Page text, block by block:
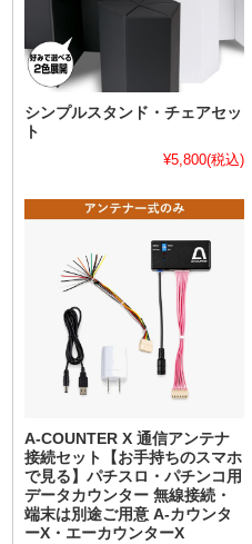
シンプルスタンド・チェアセッ
ト
¥5,800(税込)
A-COUNTER X 通信アンテナ
接続セット【お手持ちのスマホ
で見る】パチスロ・パチンコ用
データカウンター 無線接続・
端末は別途ご用意 A-カウンタ
ーX・エーカウンターX